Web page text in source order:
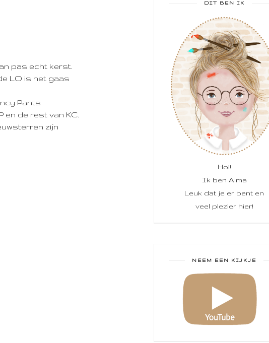
pas echt kerst.
LO is het gaas
Pants
de rest van KC.
zijn
DIT BEN IK
Hoi!
Ik ben Alma
Leuk dat je er bent en
veel plezier hier!
NEEM EEN KIJKJE